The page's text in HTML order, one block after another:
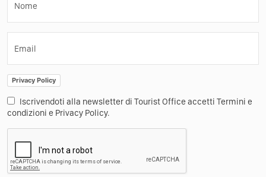
Nome
Email
Privacy Policy
Iscrivendoti alla newsletter di Tourist Office accetti Termini e
condizioni e Privacy Policy.